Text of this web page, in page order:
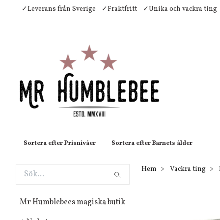
✓Leverans från Sverige ✓Fraktfritt ✓Unika och vackra ting
Sortera efter Prisnivåer Sortera efter Barnets ålder
Mr Humblebees magiska butik
Hem Vackra ting